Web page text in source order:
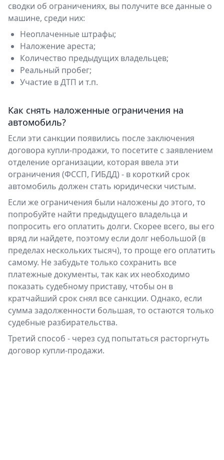
сводки об ограничениях, вы получите все данные о
машине, среди них:
Неоплаченные штрафы;
Наложение ареста;
Количество предыдущих владельцев;
Реальный пробег;
Участие в ДТП и т.п.
Как снять наложенные ограничения на
автомобиль?
Если эти санкции появились после заключения
договора купли-продажи, то посетите с заявлением
отделение организации, которая ввела эти
ограничения (ФССП, ГИБДД) - в короткий срок
автомобиль должен стать юридически чистым.
Если же ограничения были наложены до этого, то
попробуйте найти предыдущего владельца и
попросить его оплатить долги. Скорее всего, вы его
вряд ли найдете, поэтому если долг небольшой (в
пределах нескольких тысяч), то проще его оплатить
самому. Не забудьте только сохранить все
платежные документы, так как их необходимо
показать судебному приставу, чтобы он в
кратчайший срок снял все санкции. Однако, если
сумма задолженности большая, то остаются только
судебные разбирательства.
Третий способ - через суд попытаться расторгнуть
договор купли-продажи.